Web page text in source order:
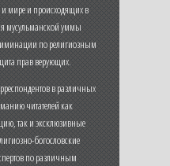
мире и происходящих в
мусульманской уммы
по религиозным
прав верующих.
в различных
читателей как
так и эксклюзивные
богословские
по различным